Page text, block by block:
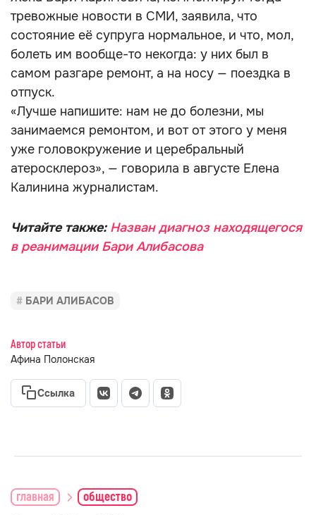
тревожные новости в СМИ, заявила, что
состояние её супруга нормальное, и что, мол,
болеть им вообще-то некогда: у них был в
самом разгаре ремонт, а на носу — поездка в
отпуск.
«Лучше напишите: нам не до болезни, мы
занимаемся ремонтом, и вот от этого у меня
уже головокружение и церебральный
атеросклероз», — говорила в августе Елена
Калинина журналистам.
Читайте также: Назван диагноз находящегося
в реанимации Бари Алибасова
БАРИ АЛИБАСОВ
Автор статьи
Афина Полонская
Ссылка
главная общество